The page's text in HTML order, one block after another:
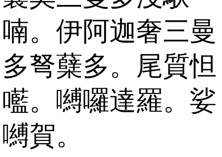
喃。伊阿迦奢三曼
多弩蘖多。尾質怛
㘕。嚩囉達羅。娑
嚩賀。